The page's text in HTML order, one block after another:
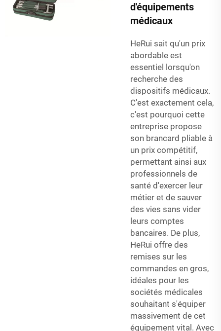
d'équipements
médicaux
HeRui sait qu'un prix
abordable est
essentiel lorsqu'on
recherche des
dispositifs médicaux.
C'est exactement cela,
c'est pourquoi cette
entreprise propose
son brancard pliable à
un prix compétitif,
permettant ainsi aux
professionnels de
santé d'exercer leur
métier et de sauver
des vies sans vider
leurs comptes
bancaires. De plus,
HeRui offre des
remises sur les
commandes en gros,
idéales pour les
sociétés médicales
souhaitant s'équiper
massivement de cet
équipement vital. Avec